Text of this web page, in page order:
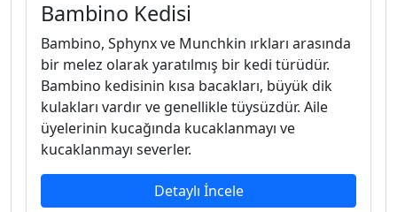
Bambino Kedisi
Bambino, Sphynx ve Munchkin ırkları arasında
bir melez olarak yaratılmış bir kedi türüdür.
Bambino kedisinin kısa bacakları, büyük dik
kulakları vardır ve genellikle tüysüzdür. Aile
üyelerinin kucağında kucaklanmayı ve
kucaklanmayı severler.
Detaylı İncele